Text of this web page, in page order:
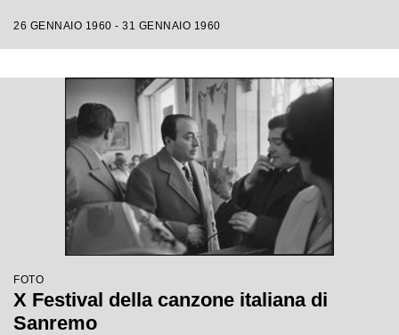
26 GENNAIO 1960 - 31 GENNAIO 1960
FOTO
X Festival della canzone italiana di
Sanremo